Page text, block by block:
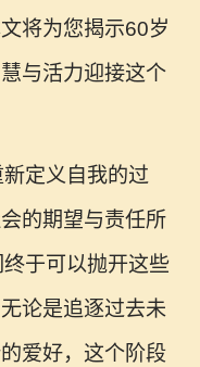
将为您揭示60岁
与活力迎接这个
定义自我的过
的期望与责任所
于可以抛开这些
论是追逐过去未
爱好，这个阶段